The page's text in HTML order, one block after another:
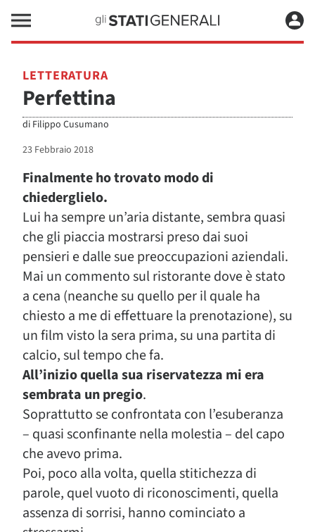
LETTERATURA
Perfettina
di Filippo Cusumano
23 Febbraio 2018
Finalmente ho trovato modo di
chiederglielo.
Lui ha sempre un’aria distante, sembra quasi
che gli piaccia mostrarsi preso dai suoi
pensieri e dalle sue preoccupazioni aziendali.
Mai un commento sul ristorante dove è stato
a cena (neanche su quello per il quale ha
chiesto a me di effettuare la prenotazione), su
un film visto la sera prima, su una partita di
calcio, sul tempo che fa.
All’inizio quella sua riservatezza mi era
sembrata un pregio.
Soprattutto se confrontata con l’esuberanza
– quasi sconfinante nella molestia – del capo
che avevo prima.
Poi, poco alla volta, quella stitichezza di
parole, quel vuoto di riconoscimenti, quella
assenza di sorrisi, hanno cominciato a